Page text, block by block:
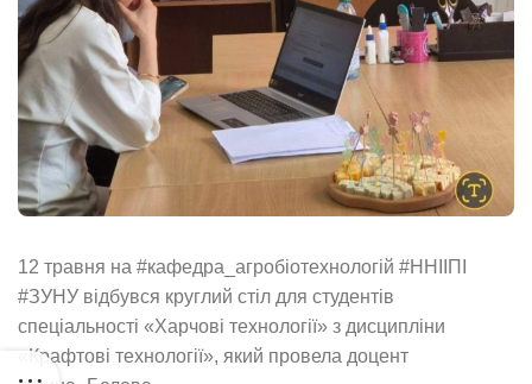
12 травня на #кафедра_агробіотехнологій #ННІІПІ
#ЗУНУ відбувся круглий стіл для студентів
спеціальності «Харчові технології» з дисципліни
«Крафтові технології», який провела доцент